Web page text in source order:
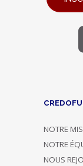
NOTRE
NOTRE
NOUS